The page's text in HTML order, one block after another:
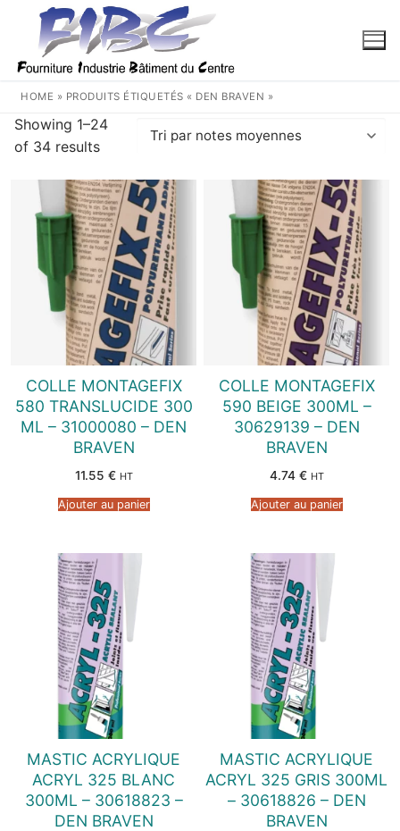
contenu
HOME » PRODUITS ÉTIQUETÉS « DEN BRAVEN »
Showing 1–24
of 34 results
Trié
note
moyenne
COLLE MONTAGEFIX
580 TRANSLUCIDE 300
ML – 31000080 – DEN
BRAVEN
11.55 € HT
Ajouter au panier
COLLE MONTAGEFIX
590 BEIGE 300ML –
30629139 – DEN
BRAVEN
4.74 € HT
Ajouter au panier
MASTIC ACRYLIQUE
ACRYL 325 BLANC
300ML – 30618823 –
DEN BRAVEN
MASTIC ACRYLIQUE
ACRYL 325 GRIS 300ML
– 30618826 – DEN
BRAVEN